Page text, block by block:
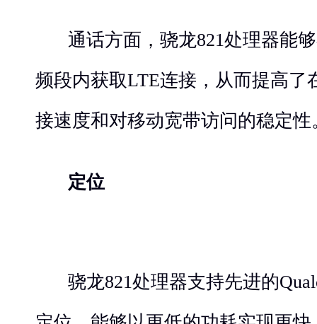
通话方面，骁龙821处理器能
频段内获取LTE连接，从而提高了
接速度和对移动宽带访问的稳定性
定位
骁龙821处理器支持先进的